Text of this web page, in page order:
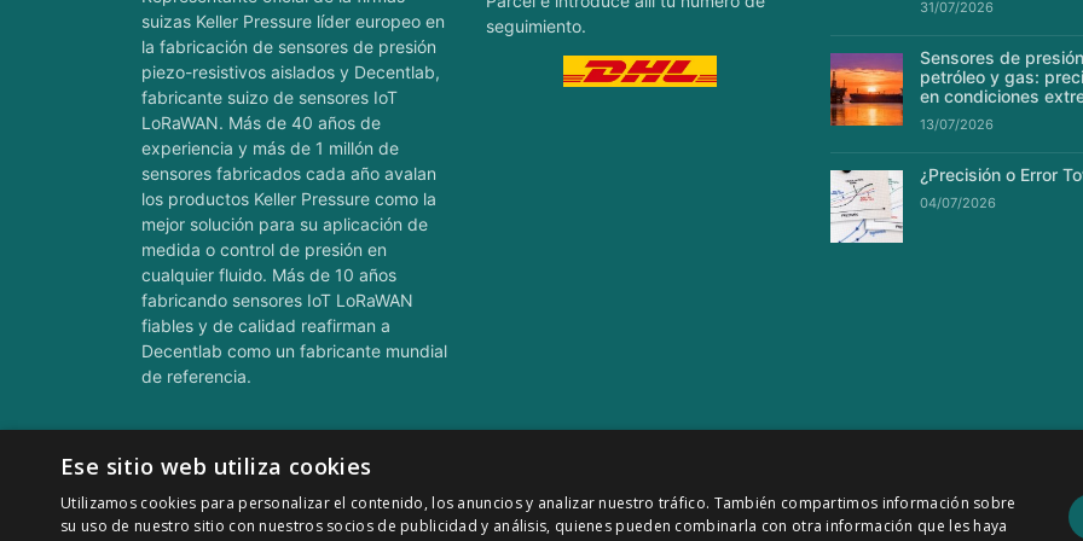
suizas Keller Pressure líder europeo en
la fabricación de sensores de presión
piezo-resistivos aislados y Decentlab,
fabricante suizo de sensores IoT
LoRaWAN. Más de 40 años de
experiencia y más de 1 millón de
sensores fabricados cada año avalan
los productos Keller Pressure como la
mejor solución para su aplicación de
medida o control de presión en
cualquier fluido. Más de 10 años
fabricando sensores IoT LoRaWAN
fiables y de calidad reafirman a
Decentlab como un fabricante mundial
de referencia.
seguimiento.
31/07/2026
Sensores de
petróleo y gas:
en condiciones
13/07/2026
¿Precisión o Error
04/07/2026
© 2011-2026 CATSENSORS - Sensores e instrumentación industrial Política de Privacidad Política de Cookies
Ese sitio web utiliza cookies
Utilizamos cookies para personalizar el contenido, los anuncios y analizar nuestro tráfico. También compartimos información sobre
su uso de nuestro sitio con nuestros socios de publicidad y análisis, quienes pueden combinarla con otra información que les haya